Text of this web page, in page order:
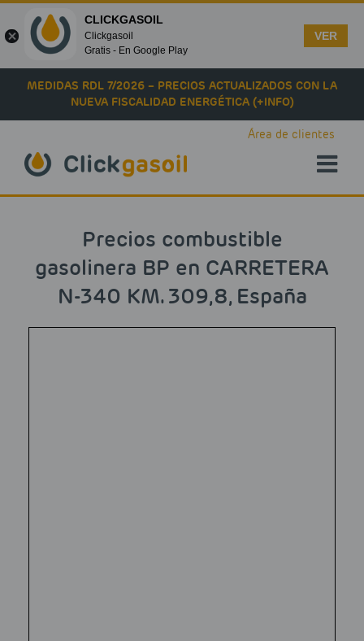
Skip to main content
MEDIDAS RDL 7/2026 – PRECIOS ACTUALIZADOS CON LA
NUEVA FISCALIDAD ENERGÉTICA (+INFO)
Área de clientes
Precios combustible
gasolinera BP en CARRETERA
N-340 KM. 309,8, España
CLICKGASOIL
Clickgasoil
Gratis - En Google Play
VER